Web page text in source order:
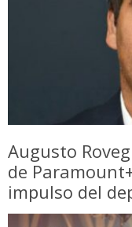
Augusto
de
impulso del